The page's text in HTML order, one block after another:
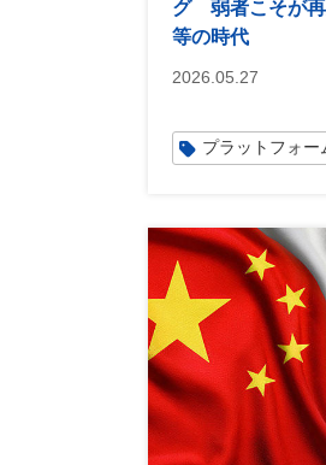
グ 弱者こそが再
等の時代
2026.05.27
プラットフォー